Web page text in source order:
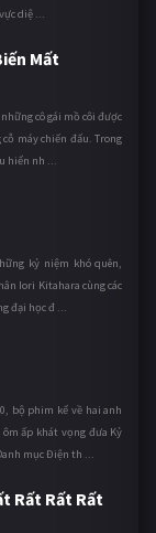
diệ ...
Mất
cô gái mồ côi được
máy chiến đấu. Trong
hiển nh ...
kỷ niệm khó quên,
Iori Kitahara cùng các
đại học đ ...
bộ phim kể về hai anh
ấp khát vọng đưa Kỷ
mục Điện th ...
Rất Rất Rất